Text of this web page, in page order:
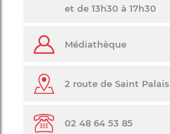
et de 13h30 à 17h30
Médiathèque
2 route de Saint Palais
02 48 64 53 85